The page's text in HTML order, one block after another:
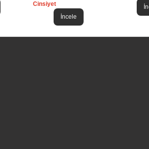
Cinsiyet
İncele